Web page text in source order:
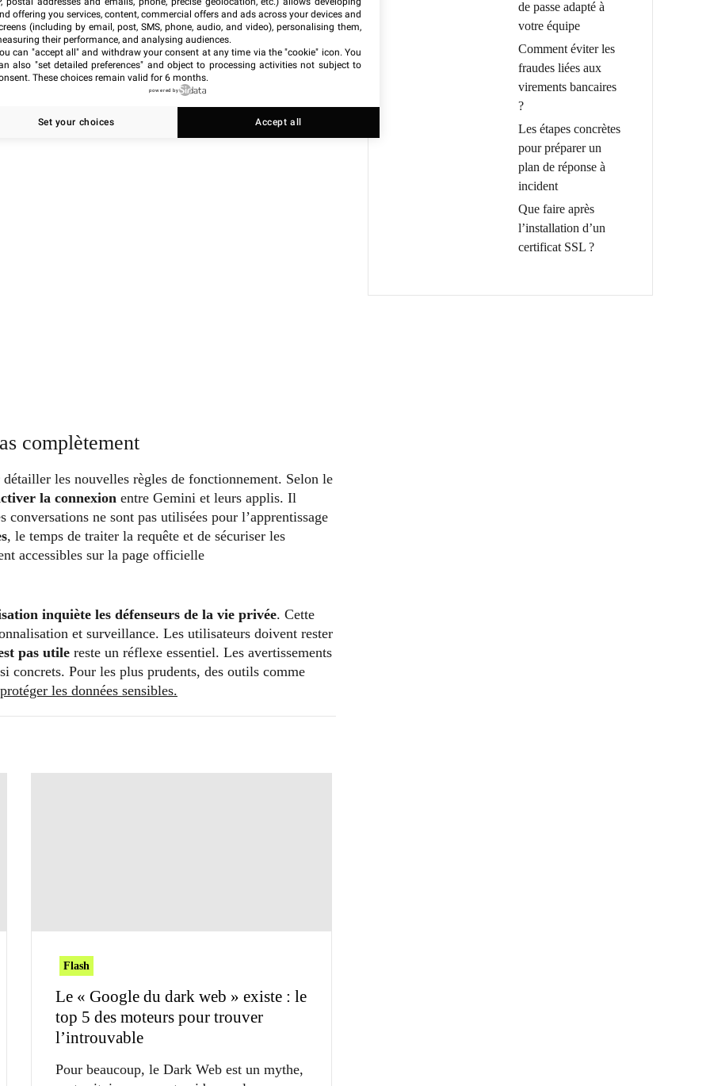
ou micros méritent pourtantune vérification
Difficile alors de savoir à quel moment une
complètement
les nouvelles règles de fonctionnement. Selon le
la connexion entre Gemini et leurs applis. Il
ne sont pas utilisées pour l’apprentissage
, le temps de traiter la requête et de sécuriser les
accessibles sur la page officielle
inquiète les défenseurs de la vie privée. Cette
et surveillance. Les utilisateurs doivent rester
pas utile reste un réflexe essentiel. Les avertissements
concrets. Pour les plus prudents, des outils comme
protéger les données sensibles.
Flash
Le « Google du dark web » existe : le
top 5 des moteurs pour trouver
l’introuvable
Pour beaucoup, le Dark Web est un mythe,
de passe adapté à
votre équipe
Comment éviter les
fraudes liées aux
virements bancaires
?
Les étapes concrètes
pour préparer un
plan de réponse à
incident
Que faire après
l’installation d’un
certificat SSL ?
offering you services, content, commercial offers and ads across your devices and
(including by email, post, SMS, phone, audio, and video), personalising them,
their performance, and analysing audiences.
can "accept all" and withdraw your consent at any time via the "cookie" icon. You
also "set detailed preferences" and object to processing activities not subject to
These choices remain valid for 6 months.
powered by
Set your choices Accept all